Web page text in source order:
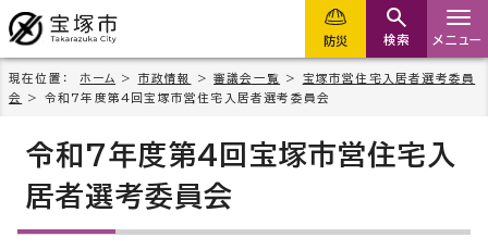
防災 検索 メニュー
現在位置： ホーム > 市政情報 >審議会一覧 > 宝塚市営住宅入居者選考委員
会
> 令和7年度第4回宝塚市営住宅入居者選考委員会
令和7年度第4回宝塚市営住宅入
居者選考委員会